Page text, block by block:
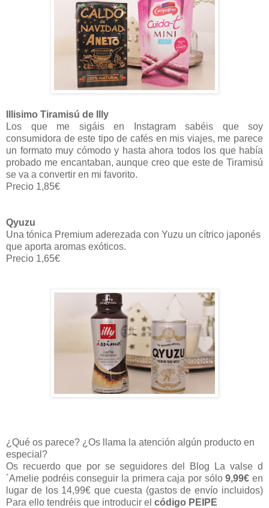
Illisimo Tiramisú de Illy
Los que me sigáis en Instagram sabéis que soy
consumidora de este tipo de cafés en mis viajes, me parece
un formato muy cómodo y hasta ahora todos los que había
probado me encantaban, aunque creo que este de Tiramisú
se va a convertir en mi favorito.
Precio 1,85€
Qyuzu
Una tónica Premium aderezada con Yuzu un cítrico japonés
que aporta aromas exóticos.
Precio 1,65€
¿Qué os parece? ¿Os llama la atención algún producto en
especial?
Os recuerdo que por se seguidores del Blog La valse d
´Amelie podréis conseguir la primera caja por sólo9,99€ en
lugar de los 14,99€ que cuesta (gastos de envío incluidos)
Para ello tendréis que introducir el código PEIPE